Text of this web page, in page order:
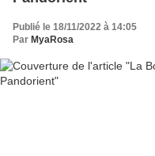
Publié le 18/11/2022 à 14:05
Par MyaRosa